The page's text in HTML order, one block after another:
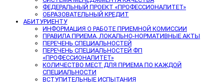
ФЕДЕРАЛЬНЫЙ ПРОЕКТ «ПРОФЕССИОНАЛИТЕТ»
ОБРАЗОВАТЕЛЬНЫЙ КРЕДИТ
АБИТУРИЕНТУ
ИНФОРМАЦИЯ О РАБОТЕ ПРИЕМНОЙ КОМИССИИ
ПРАВИЛА ПРИЕМА, ЛОКАЛЬНО-НОРМАТИВНЫЕ АКТЫ
ПЕРЕЧЕНЬ СПЕЦИАЛЬНОСТЕЙ
ПЕРЕЧЕНЬ СПЕЦИАЛЬНОСТЕЙ ФП
«ПРОФЕССИОНАЛИТЕТ»
КОЛИЧЕСТВО МЕСТ ДЛЯ ПРИЕМА ПО КАЖДОЙ
СПЕЦИАЛЬНОСТИ
ВСТУПИТЕЛЬНЫЕ ИСПЫТАНИЯ